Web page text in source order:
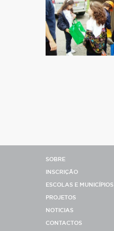
SOBRE
INSCRIÇÃO
ESCOLAS E MUNICÍPIOS
PROJETOS
NOTICIAS
CONTACTOS